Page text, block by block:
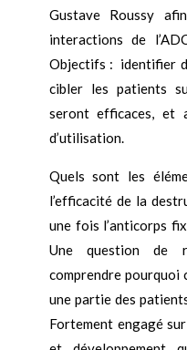
Gustave Roussy
interactions de
Objectifs : identifier
cibler les patients
seront efficaces, et
d’utilisation.
Quels sont les
l’efficacité de la
une fois l’anticorps
Une question de
comprendre pourquoi
une partie des
Fortement engagé